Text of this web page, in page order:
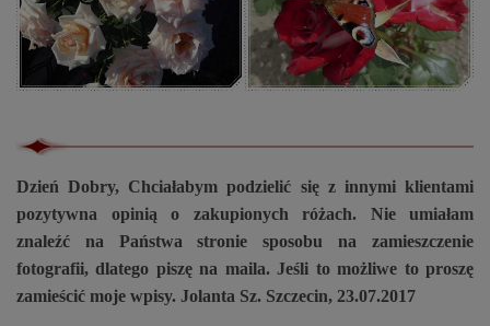
Dzień Dobry, Chciałabym podzielić się z innymi klientami
pozytywna opinią o zakupionych różach. Nie umiałam
znaleźć na Państwa stronie sposobu na zamieszczenie
fotografii, dlatego piszę na maila. Jeśli to możliwe to proszę
zamieścić moje wpisy. Jolanta Sz. Szczecin, 23.07.2017